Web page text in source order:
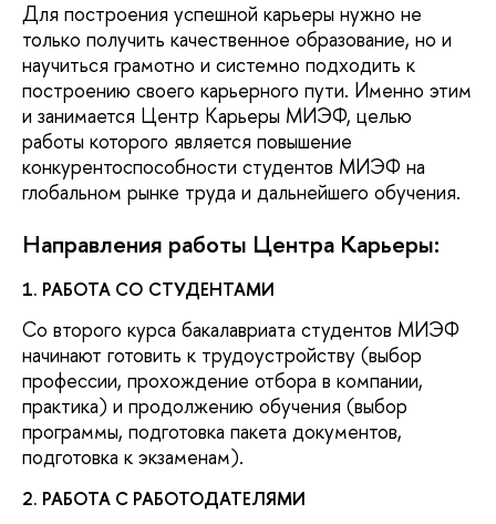
Для построения успешной карьеры нужно не
только получить качественное образование, но и
научиться грамотно и системно подходить к
построению своего карьерного пути. Именно этим
и занимается Центр Карьеры МИЭФ, целью
работы которого является повышение
конкурентоспособности студентов МИЭФ на
глобальном рынке труда и дальнейшего обучения.
Направления работы Центра Карьеры:
1. РАБОТА СО СТУДЕНТАМИ
Со второго курса бакалавриата студентов МИЭФ
начинают готовить к трудоустройству (выбор
профессии, прохождение отбора в компании,
практика) и продолжению обучения (выбор
программы, подготовка пакета документов,
подготовка к экзаменам).
2. РАБОТА С РАБОТОДАТЕЛЯМИ